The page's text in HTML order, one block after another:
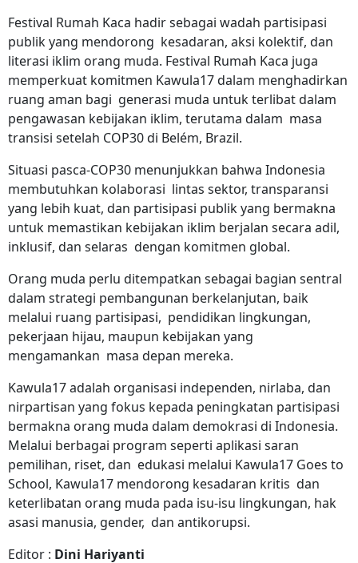
Festival Rumah Kaca hadir sebagai wadah partisipasi
publik yang mendorong kesadaran, aksi kolektif, dan
literasi iklim orang muda. Festival Rumah Kaca juga
memperkuat komitmen Kawula17 dalam menghadirkan
ruang aman bagi generasi muda untuk terlibat dalam
pengawasan kebijakan iklim, terutama dalam masa
transisi setelah COP30 di Belém, Brazil.
Situasi pasca-COP30 menunjukkan bahwa Indonesia
membutuhkan kolaborasi lintas sektor, transparansi
yang lebih kuat, dan partisipasi publik yang bermakna
untuk memastikan kebijakan iklim berjalan secara adil,
inklusif, dan selaras dengan komitmen global.
Orang muda perlu ditempatkan sebagai bagian sentral
dalam strategi pembangunan berkelanjutan, baik
melalui ruang partisipasi, pendidikan lingkungan,
pekerjaan hijau, maupun kebijakan yang
mengamankan masa depan mereka.
Kawula17 adalah organisasi independen, nirlaba, dan
nirpartisan yang fokus kepada peningkatan partisipasi
bermakna orang muda dalam demokrasi di Indonesia.
Melalui berbagai program seperti aplikasi saran
pemilihan, riset, dan edukasi melalui Kawula17 Goes to
School, Kawula17 mendorong kesadaran kritis dan
keterlibatan orang muda pada isu-isu lingkungan, hak
asasi manusia, gender, dan antikorupsi.
Editor : Dini Hariyanti